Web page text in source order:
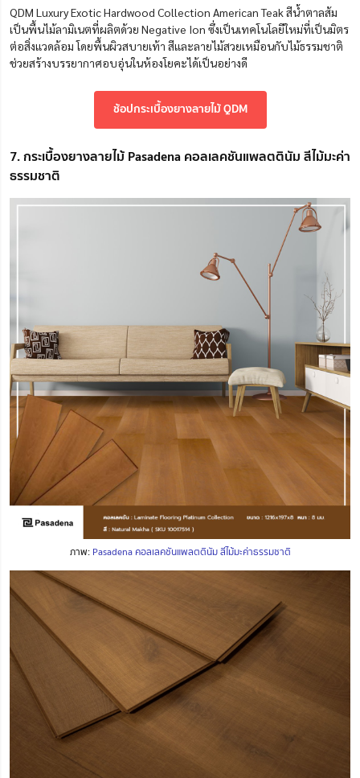
QDM Luxury Exotic Hardwood Collection American Teak สีน้ำตาลส้ม
เป็นพื้นไม้ลามิเนตที่ผลิตด้วย Negative Ion ซึ่งเป็นเทคโนโลยีใหม่ที่เป็นมิตร
ต่อสิ่งแวดล้อม โดยพื้นผิวสบายเท้า สีและลายไม้สวยเหมือนกับไม้ธรรมชาติ
ช่วยสร้างบรรยากาศอบอุ่นในห้องโยคะได้เป็นอย่างดี
ช้อปกระเบื้องยางลายไม้ QDM
7. กระเบื้องยางลายไม้ Pasadena คอลเลคชันแพลตตินัม สีไม้มะค่า
ธรรมชาติ
ภาพ: Pasadena คอลเลคชันแพลตตินัม สีไม้มะค่าธรรมชาติ